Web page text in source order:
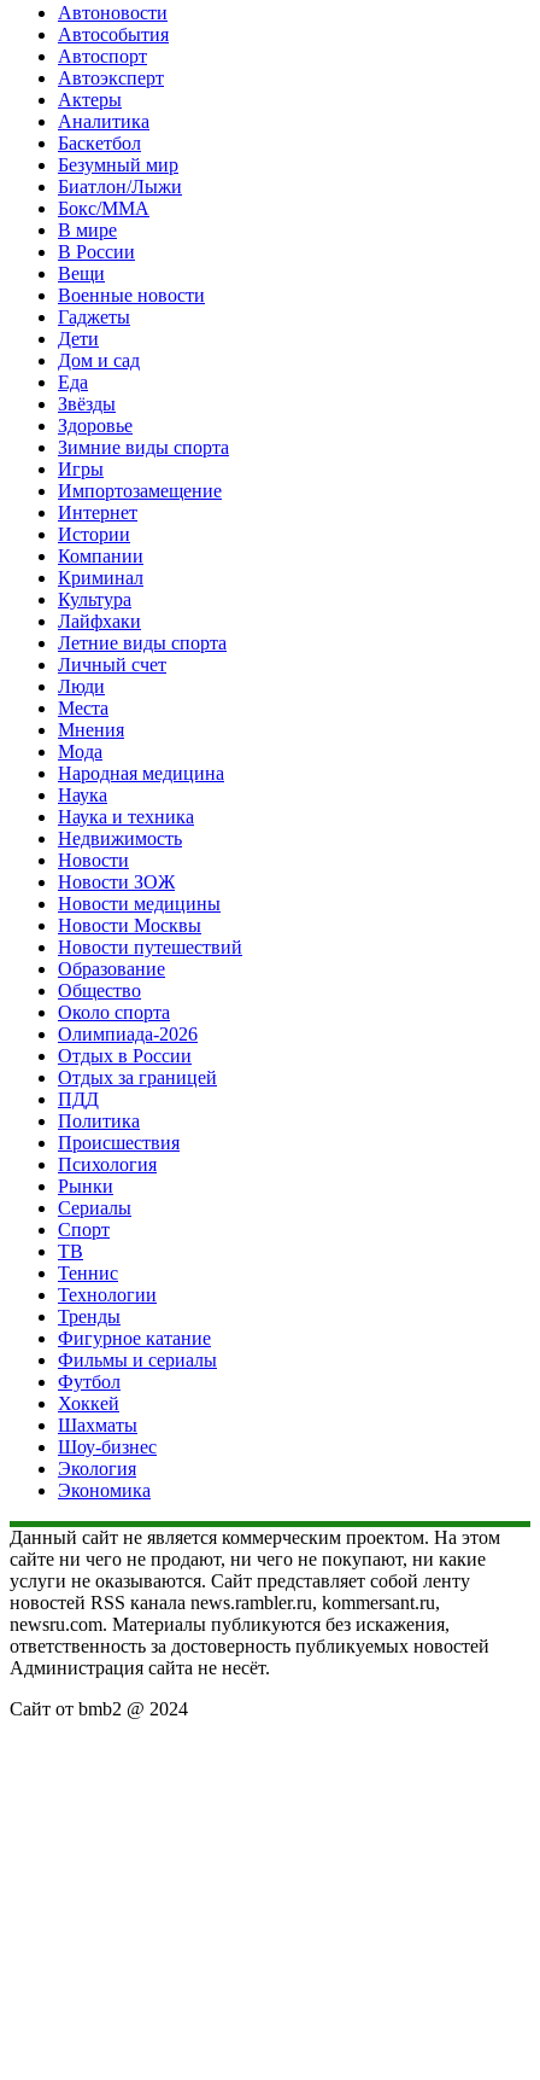
Автоновости
Автособытия
Автоспорт
Автоэксперт
Актеры
Аналитика
Баскетбол
Безумный мир
Биатлон/Лыжи
Бокс/MMA
В мире
В России
Вещи
Военные новости
Гаджеты
Дети
Дом и сад
Еда
Звёзды
Здоровье
Зимние виды спорта
Игры
Импортозамещение
Интернет
Истории
Компании
Криминал
Культура
Лайфхаки
Летние виды спорта
Личный счет
Люди
Места
Мнения
Мода
Народная медицина
Наука
Наука и техника
Недвижимость
Новости
Новости ЗОЖ
Новости медицины
Новости Москвы
Новости путешествий
Образование
Общество
Около спорта
Олимпиада-2026
Отдых в России
Отдых за границей
ПДД
Политика
Происшествия
Психология
Рынки
Сериалы
Спорт
ТВ
Теннис
Технологии
Тренды
Фигурное катание
Фильмы и сериалы
Футбол
Хоккей
Шахматы
Шоу-бизнес
Экология
Экономика
Данный сайт не является коммерческим проектом. На этом
сайте ни чего не продают, ни чего не покупают, ни какие
услуги не оказываются. Сайт представляет собой ленту
новостей RSS канала news.rambler.ru, kommersant.ru,
newsru.com. Материалы публикуются без искажения,
ответственность за достоверность публикуемых новостей
Администрация сайта не несёт.
Сайт от bmb2 @ 2024